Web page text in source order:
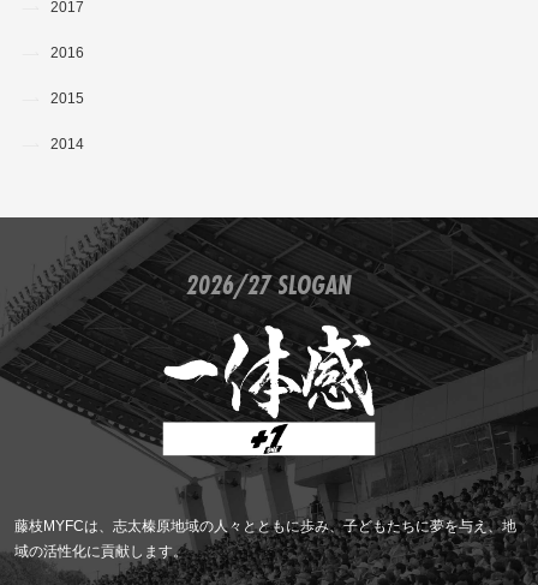
2017
2016
2015
2014
2026/27 SLOGAN
藤枝MYFCは、志太榛原地域の人々とともに歩み、子どもたちに夢を与え、地
域の活性化に貢献します。